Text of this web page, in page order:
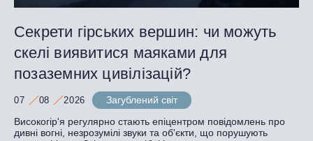
Секрети гірських вершин: чи можуть
скелі виявитися маяками для
позаземних цивілізацій?
07 08 2026
Загублений світ
Високогір'я регулярно стають епіцентром повідомлень про
дивні вогні, незрозумілі звуки та об'єкти, що порушують